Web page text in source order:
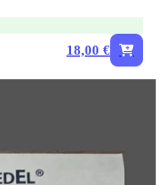
18,00 €